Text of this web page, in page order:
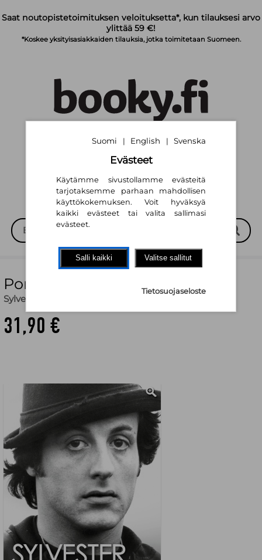
Saat noutopistetoimituksen veloituksetta*, kun tilauksesi arvo
ylittää 59 €!
*Koskee yksityisasiakkaiden tilauksia, jotka toimitetaan Suomeen.
Suomi | English | Svenska
Portaat
Sylvester Stallone
31,90 €
Suomi | English | Svenska
Evästeet
Käytämme sivustollamme evästeitä
tarjotaksemme parhaan mahdollisen
käyttökokemuksen. Voit hyväksyä
kaikki evästeet tai valita sallimasi
evästeet.
Salli kaikki Valitse sallitut
Tietosuojaseloste